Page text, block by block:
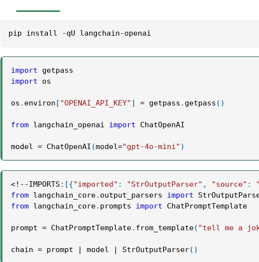
pip install -qU langchain-openai
import getpass
import os
os . environ [ "OPENAI_API_KEY" ] = getpass . getpass ( )
from langchain_openai import ChatOpenAI
model = ChatOpenAI (model="gpt-4o-mini" )
<! - -IMPORTS : [{"imported" : "StrOutputParser" , "source" :
from langchain_core. output_parsers import
from langchain_core. prompts import ChatPromptTemplate
prompt = ChatPromptTemplate. from_template( "tell me a
chain = prompt | model | StrOutputParser( )